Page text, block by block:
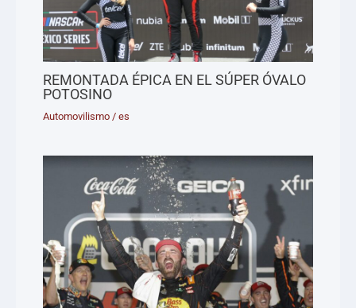
REMONTADA ÉPICA EN EL SÚPER ÓVALO
POTOSINO
Automovilismo /es